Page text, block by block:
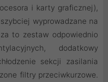
i karty graficznej),
wyprowadzane na
to zestaw odpowiednio
dodatkowy
sekcji zasilania
filtry przeciwkurzowe.